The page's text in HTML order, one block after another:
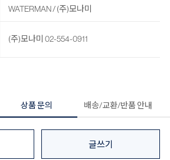
WATERMAN / (주)모나미
(주)모나미 02-554-0911
상품 문의 배송/교환/반품 안내
글쓰기